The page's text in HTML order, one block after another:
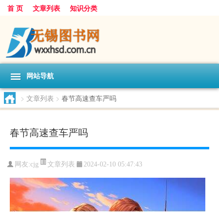
首 页 文章列表 知识分类
网站导航
> 文章列表 > 春节高速查车严吗
春节高速查车严吗
网友:cjg 文章列表 2024-02-10 05:47:43